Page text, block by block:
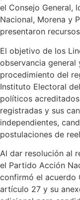
el Consejo General,
Nacional, Morena y
presentaron
El objetivo de los
observancia general
procedimiento del
Instituto Electoral
políticos
registradas y sus
independientes,
postulaciones de
Al dar resolución al
el Partido Acción
confirmó el acuerdo
artículo 27 y su